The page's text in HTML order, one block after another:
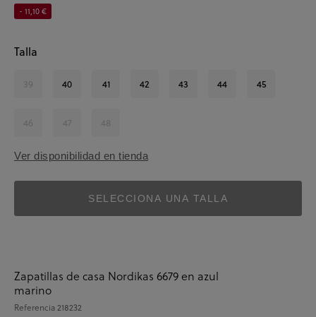
- 11,10 €
Talla
39 40 41 42 43 44 45
46 47 48
Ver disponibilidad en tienda
SELECCIONA UNA TALLA
Zapatillas de casa Nordikas 6679 en azul
marino
Referencia218232